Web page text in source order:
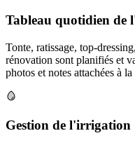
Tableau quotidien de
Tonte, ratissage, top-
rénovation sont planifiés et
photos et notes attachées à la
Gestion de l'irrigation